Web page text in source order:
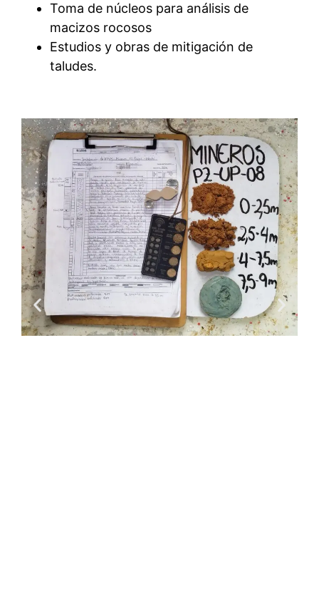
Toma de núcleos para análisis de
macizos rocosos
Estudios y obras de mitigación de
taludes.